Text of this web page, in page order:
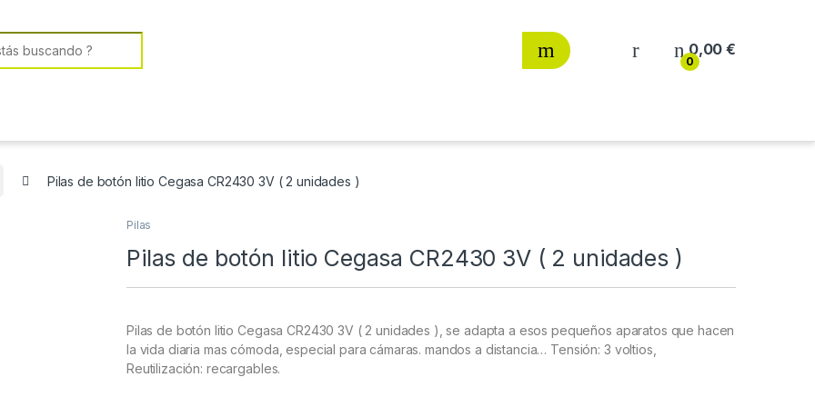
0
0,00€
Pilas de botón litio Cegasa CR2430 3V ( 2 unidades )
Pilas
Pilas de botón litio Cegasa CR2430 3V ( 2 unidades )
Pilas de botón litio Cegasa CR2430 3V ( 2 unidades ), se adapta a esos pequeños aparatos que hacen
la vida diaria mas cómoda, especial para cámaras. mandos a distancia… Tensión: 3 voltios,
Reutilización: recargables.